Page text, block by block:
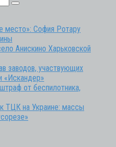
место»: София Ротару
Анискино Харьковской
заводов, участвующих
«Искандер»
от беспилотника,
ТЦК на Украине: массы